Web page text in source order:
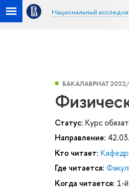
Национальный
БАКАЛАВРИАТ
Статус: Курс
Направление:
Кто читает:
Где читается:
Когда читается: 1-